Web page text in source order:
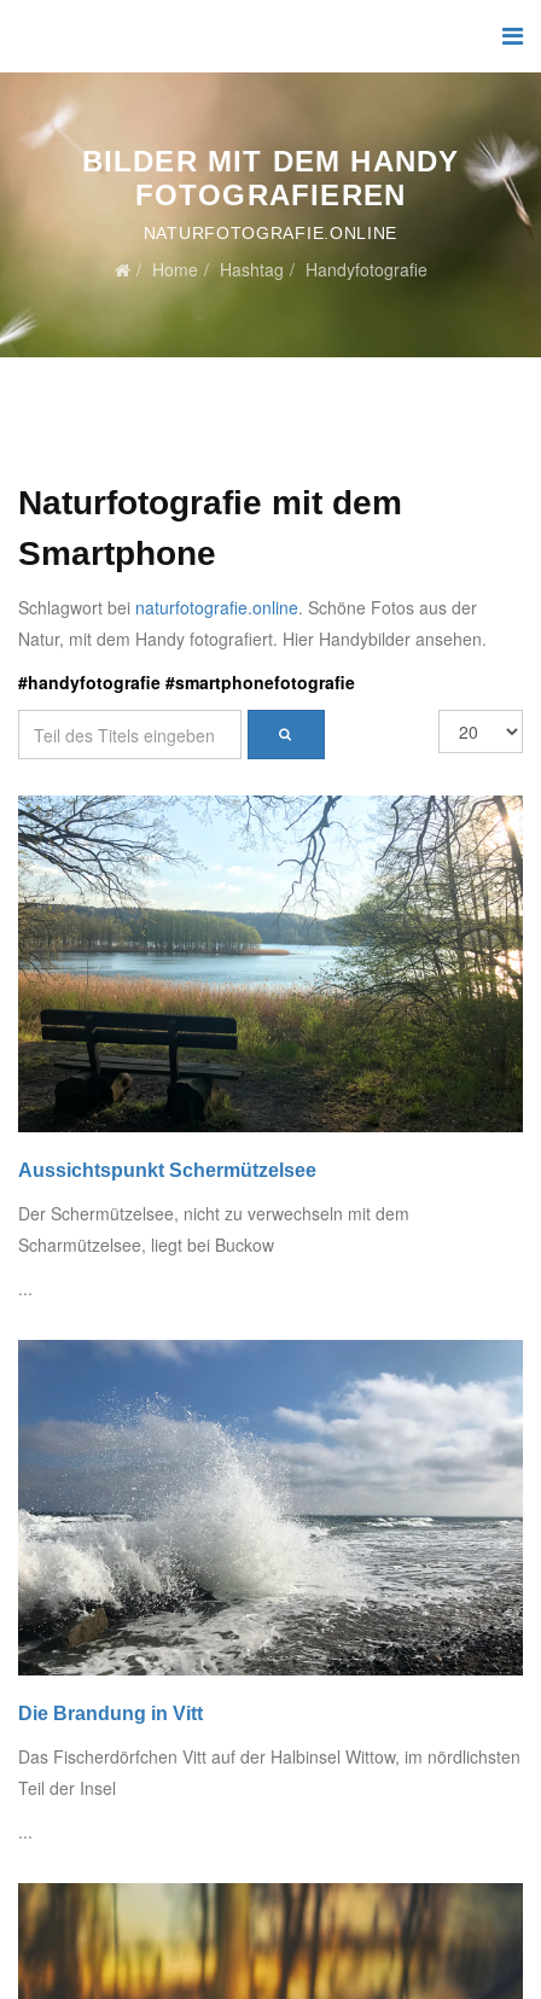
BILDER MIT DEM HANDY
FOTOGRAFIEREN
NATURFOTOGRAFIE.ONLINE
Home Hashtag Handyfotografie
Naturfotografie mit dem
Smartphone
Schlagwort bei naturfotografie.online. Schöne Fotos aus der
Natur, mit dem Handy fotografiert. Hier Handybilder ansehen.
#handyfotografie #smartphonefotografie
Aussichtspunkt Schermützelsee
Der Schermützelsee, nicht zu verwechseln mit dem
Scharmützelsee, liegt bei Buckow
...
Die Brandung in Vitt
Das Fischerdörfchen Vitt auf der Halbinsel Wittow, im nördlichsten
Teil der Insel
...